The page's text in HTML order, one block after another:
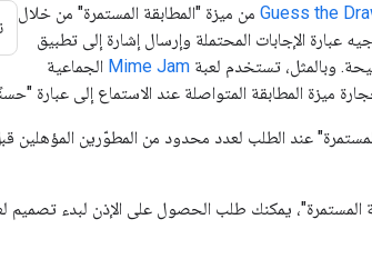
Guess the من ميزة "المطابقة المستمرة" من خلال
عبارة الإجابات المحتملة وإرسال إشارة إلى تطبيق
وبالمثل، تستخدم لعبة Mime Jam الجماعية
ميزة المطابقة المتواصلة عند الاستماع إلى عبارة
عند الطلب لعدد محدود من المطوّرين المؤهلين
المستمرة"، يمكنك طلب الحصول على الإذن لبدء تصميم